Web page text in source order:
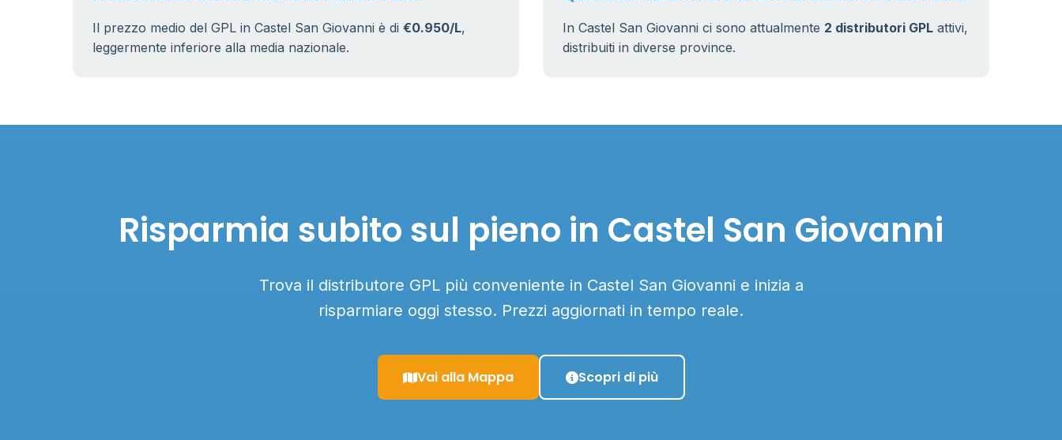
Il prezzo medio del GPL in Castel San Giovanni è di €0.950/L,
leggermente inferiore alla media nazionale.
In Castel San Giovanni ci sono attualmente 2 distributori GPL attivi,
distribuiti in diverse province.
Risparmia subito sul pieno in Castel San Giovanni
Trova il distributore GPL più conveniente in Castel San Giovanni e inizia a
risparmiare oggi stesso. Prezzi aggiornati in tempo reale.
Vai alla Mappa Scopri di più